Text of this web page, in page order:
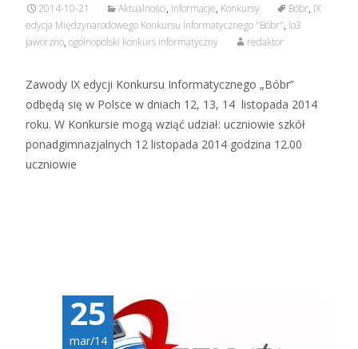
2014-10-21 Aktualności, Informacje, Konkursy Bóbr, IX
edycja Międzynarodowego Konkursu Informatycznego "Bóbr", lo3
jaworzno, ogólnopolski konkurs informatyczny redaktor
Zawody IX edycji Konkursu Informatycznego „Bóbr”
odbędą się w Polsce w dniach 12, 13, 14 listopada 2014
roku. W Konkursie mogą wziąć udział: uczniowie szkół
ponadgimnazjalnych 12 listopada 2014 godzina 12.00
uczniowie
25
mar/14